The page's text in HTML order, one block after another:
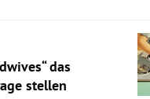
das
stellen